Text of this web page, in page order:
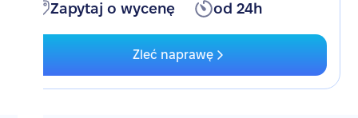
Zapytaj o wycenę od 24h
Zleć naprawę